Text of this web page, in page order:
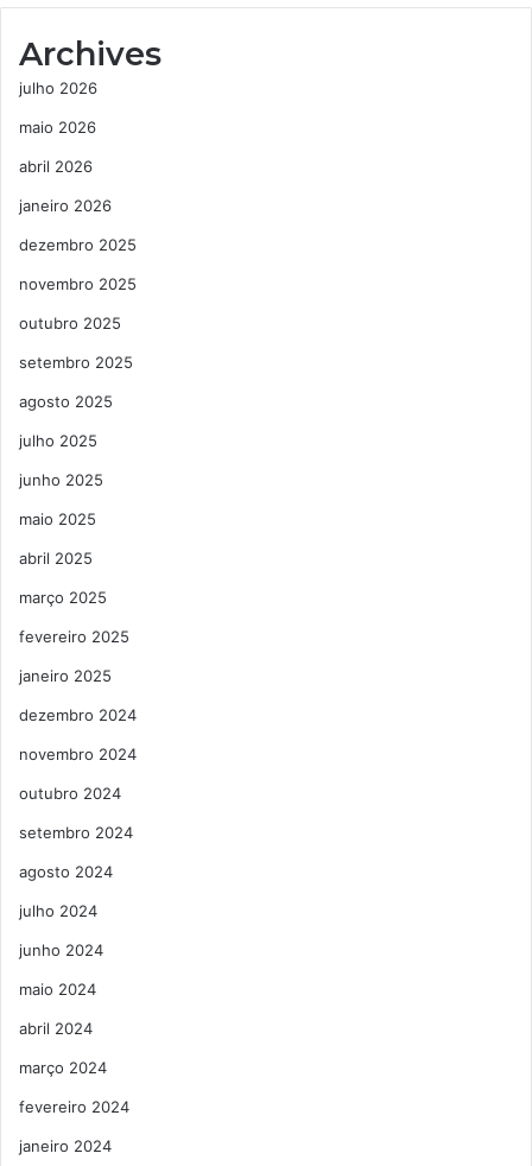
Archives
julho 2026
maio 2026
abril 2026
janeiro 2026
dezembro 2025
novembro 2025
outubro 2025
setembro 2025
agosto 2025
julho 2025
junho 2025
maio 2025
abril 2025
março 2025
fevereiro 2025
janeiro 2025
dezembro 2024
novembro 2024
outubro 2024
setembro 2024
agosto 2024
julho 2024
junho 2024
maio 2024
abril 2024
março 2024
fevereiro 2024
janeiro 2024